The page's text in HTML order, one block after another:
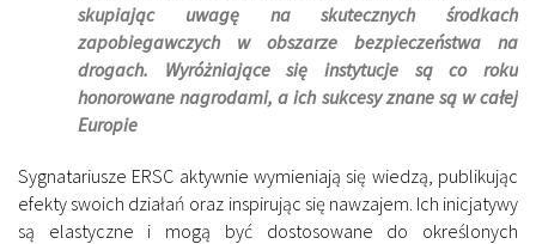
skupiając uwagę na skutecznych środkach
zapobiegawczych w obszarze bezpieczeństwa na
drogach. Wyróżniające się instytucje są co roku
honorowane nagrodami, a ich sukcesy znane są w całej
Europie
Sygnatariusze ERSC aktywnie wymieniają się wiedzą, publikując
efekty swoich działań oraz inspirując się nawzajem. Ich inicjatywy
są elastyczne i mogą być dostosowane do określonych